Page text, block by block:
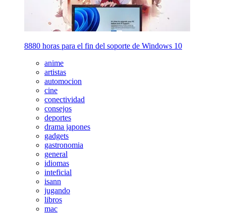
8880 horas para el fin del soporte de Windows 10
anime
artistas
automocion
cine
conectividad
consejos
deportes
drama japones
gadgets
gastronomia
general
idiomas
inteficial
isann
jugando
libros
mac